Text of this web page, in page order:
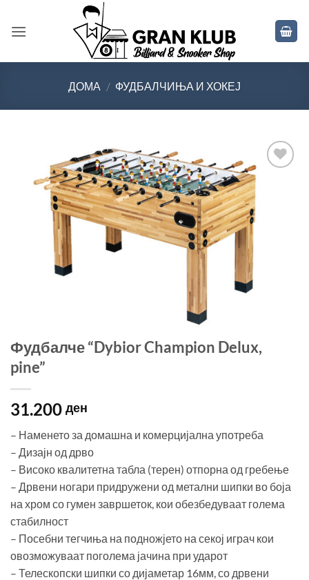
ДОМА / ФУДБАЛЧИЊА И ХОКЕЈ
желботека
Фудбалче “Dybior Champion Delux,
pine”
31.200 ден
– Наменето за домашна и комерцијална употреба
– Дизајн од дрво
– Високо квалитетна табла (терен) отпорна од гребење
– Дрвени ногари придружени од метални шипки во боја
на хром со гумен завршеток, кои обезбедуваат голема
стабилност
– Посебни тегчиња на подножјето на секој играч кои
овозможуваат поголема јачина при ударот
– Телескопски шипки со дијаметар 16мм, со дрвени